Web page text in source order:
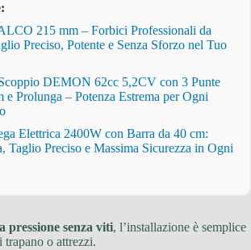
215 mm – Forbici Professionali da
Preciso, Potente e Senza Sforzo nel Tuo
DEMON 62cc 5,2CV con 3 Punte
Prolunga – Potenza Estrema per Ogni
Elettrica 2400W con Barra da 40 cm:
Taglio Preciso e Massima Sicurezza in Ogni
pressione senza viti, l’installazione è semplice
trapano o attrezzi.